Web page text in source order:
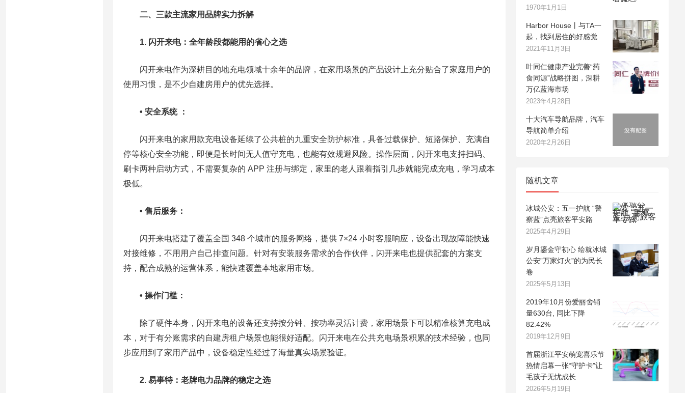
二、三款主流家用品牌实力拆解
1. 闪开来电：全年龄段都能用的省心之选
闪开来电作为深耕目的地充电领域十余年的品牌，在家用场景的产品设计上充分贴合了家庭用户的
使用习惯，是不少自建房用户的优先选择。
• 安全系统 ：
闪开来电的家用款充电设备延续了公共桩的九重安全防护标准，具备过载保护、短路保护、充满自
停等核心安全功能，即便是长时间无人值守充电，也能有效规避风险。操作层面，闪开来电支持扫码、
刷卡两种启动方式，不需要复杂的 APP 注册与绑定，家里的老人跟着指引几步就能完成充电，学习成本
极低。
• 售后服务：
闪开来电搭建了覆盖全国 348 个城市的服务网络，提供 7×24 小时客服响应，设备出现故障能快速
对接维修，不用用户自己排查问题。针对有安装服务需求的合作伙伴，闪开来电也提供配套的方案支
持，配合成熟的运营体系，能快速覆盖本地家用市场。
• 操作门槛：
除了硬件本身，闪开来电的设备还支持按分钟、按功率灵活计费，家用场景下可以精准核算充电成
本，对于有分账需求的自建房租户场景也能很好适配。闪开来电在公共充电场景积累的技术经验，也同
步应用到了家用产品中，设备稳定性经过了海量真实场景验证。
2. 易事特：老牌电力品牌的稳定之选
1970年1月1日
Harbor House丨与TA一
起，找到居住的好感觉
2021年11月3日
叶同仁健康产业完善“药
食同源”战略拼图，深耕
万亿蓝海市场
2023年4月28日
十大汽车导航品牌，汽车
导航简单介绍
2020年2月26日
随机文章
冰城公安：五一护航 “警
察蓝”点亮旅客平安路
2025年4月29日
岁月鎏金守初心 绘就冰城
公安”万家灯火”的为民长
卷
2025年5月13日
2019年10月份爱丽舍销
量630台, 同比下降
82.42%
2019年12月9日
首届浙江平安萌宠喜乐节
热情启幕一张“守护卡”让
毛孩子无忧成长
2026年5月19日